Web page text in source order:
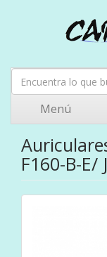
Menú
F160-B-E/